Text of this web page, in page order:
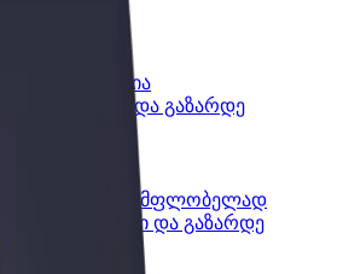
ან მაღაზია
და გაზარდე
ავტოპარკის მფლობელად
Bolt-ში და გაზარდე